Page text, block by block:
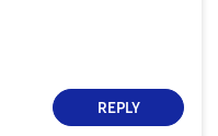
REPLY